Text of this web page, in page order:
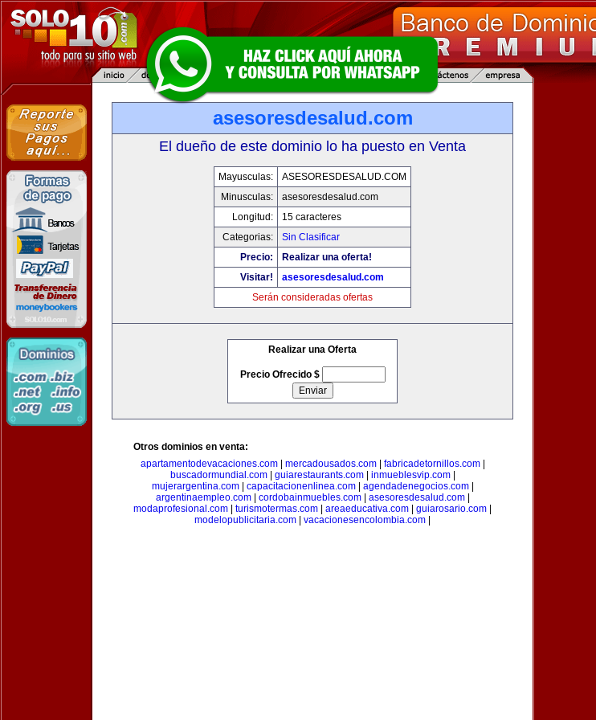
asesoresdesalud.com
El dueño de este dominio lo ha puesto en Venta
Mayusculas:
ASESORESDESALUD.COM
Minusculas:
asesoresdesalud.com
Longitud:
15 caracteres
Categorias:
Sin Clasificar
Precio:
Realizar una oferta!
Visitar!
asesoresdesalud.com
Serán consideradas ofertas
Realizar una Oferta
Precio Ofrecido $
Otros dominios en venta:
apartamentodevacaciones.com| mercadousados.com| fabricadetornillos.com|
buscadormundial.com| guiarestaurants.com| inmueblesvip.com|
mujerargentina.com| capacitacionenlinea.com| agendadenegocios.com|
argentinaempleo.com| cordobainmuebles.com| asesoresdesalud.com|
modaprofesional.com
turismotermas.com areaeducativa.com guiarosario.com
modelopublicitaria.com
vacacionesencolombia.com